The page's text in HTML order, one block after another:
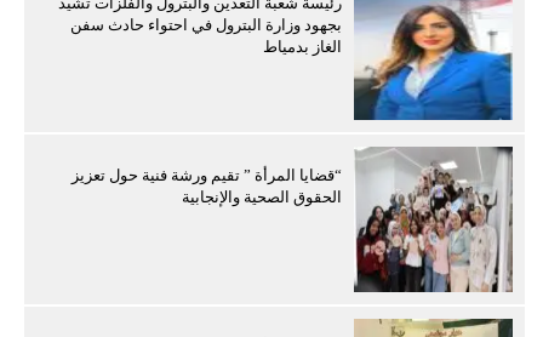
بجهود وزارة البترول في احتواء حادث سفن
الغاز بدمياط
“قضايا المرأة ” تقيم ورشة فنية حول تعزيز
الحقوق الصحية والإنجابية